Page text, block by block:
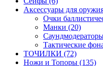
Аксессуары для
Очки
Манки (20)
Тактические
ТОЧИЛКИ (72)
Ножи и Топоры (135)